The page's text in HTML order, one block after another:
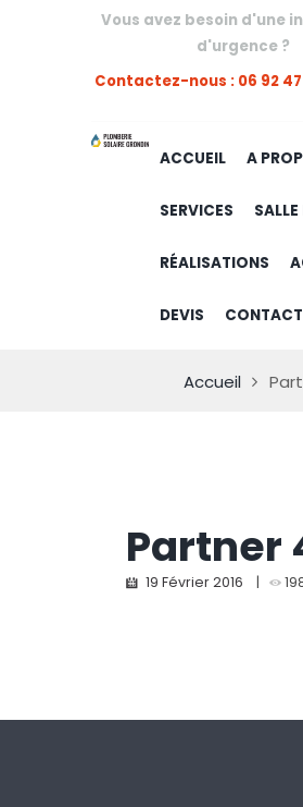
Vous avez besoin d'une
d'urgence ?
Contactez-nous : 06 92 47
ACCUEIL A
SERVICES
RÉALISATIONS
DEVIS
Accueil
Partner
19 Février 2016